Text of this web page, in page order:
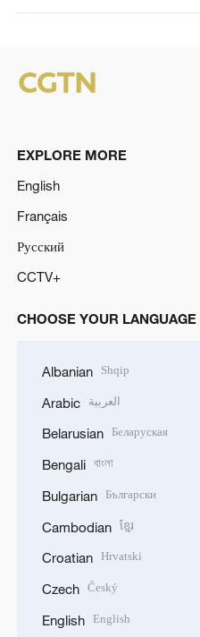
EXPLORE MORE
English
Français
Русский
CCTV+
CHOOSE YOUR LANGUAGE
Albanian Shqip
Arabic العربية
Belarusian Беларуская
Bengali বাংলা
Bulgarian Български
Cambodian ខ្មែរ
Croatian Hrvatski
Czech Český
English English